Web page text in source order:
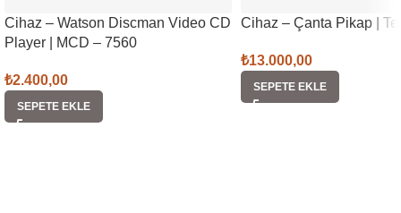
Cihaz – Watson Discman Video CD
Player | MCD – 7560
₺2.400,00
SEPETE EKLE
Cihaz – Çanta Pikap |
₺13.000,00
SEPETE EKLE